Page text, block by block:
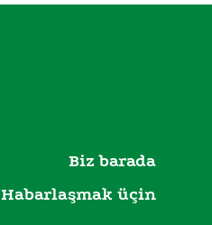
Biz barada
Habarlaşmak üçin